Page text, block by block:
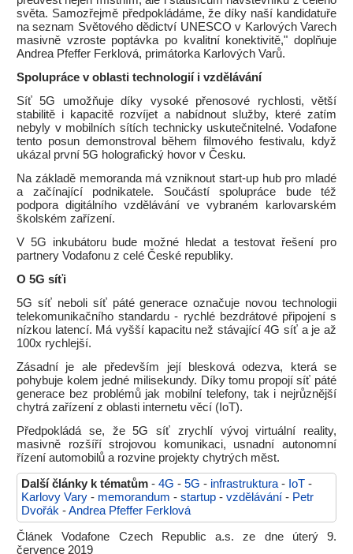
světa. Samozřejmě předpokládáme, že díky naší kandidatuře
na seznam Světového dědictví UNESCO v Karlových Varech
masivně vzroste poptávka po kvalitní konektivitě," doplňuje
Andrea Pfeffer Ferklová, primátorka Karlových Varů.
Spolupráce v oblasti technologií i vzdělávání
Síť 5G umožňuje díky vysoké přenosové rychlosti, větší
stabilitě i kapacitě rozvíjet a nabídnout služby, které zatím
nebyly v mobilních sítích technicky uskutečnitelné. Vodafone
tento posun demonstroval během filmového festivalu, když
ukázal první 5G holografický hovor v Česku.
Na základě memoranda má vzniknout start-up hub pro mladé
a začínající podnikatele. Součástí spolupráce bude též
podpora digitálního vzdělávání ve vybraném karlovarském
školském zařízení.
V 5G inkubátoru bude možné hledat a testovat řešení pro
partnery Vodafonu z celé České republiky.
O 5G síťi
5G síť neboli síť páté generace označuje novou technologii
telekomunikačního standardu - rychlé bezdrátové připojení s
nízkou latencí. Má vyšší kapacitu než stávající 4G síť a je až
100x rychlejší.
Zásadní je ale především její blesková odezva, která se
pohybuje kolem jedné milisekundy. Díky tomu propojí síť páté
generace bez problémů jak mobilní telefony, tak i nejrůznější
chytrá zařízení z oblasti internetu věcí (IoT).
Předpokládá se, že 5G síť zrychlí vývoj virtuální reality,
masivně rozšíří strojovou komunikaci, usnadní autonomní
řízení automobilů a rozvine projekty chytrých měst.
Další články k tématům - 4G - 5G - infrastruktura - IoT -
Karlovy Vary - memorandum - startup - vzdělávání - Petr
Dvořák -Andrea Pfeffer Ferklová
Článek Vodafone Czech Republic a.s. ze dne úterý 9.
července 2019